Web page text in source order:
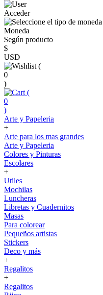
Acceder
Moneda
Según producto
$
USD
(
0
)
(
0
)
Arte y Papeleria
+
Arte para los mas grandes
Arte y Papeleria
Colores y Pinturas
Escolares
+
Utiles
Mochilas
Luncheras
Libretas y Cuadernitos
Masas
Para colorear
Pequeños artistas
Stickers
Deco y más
+
Regalitos
+
Regalitos